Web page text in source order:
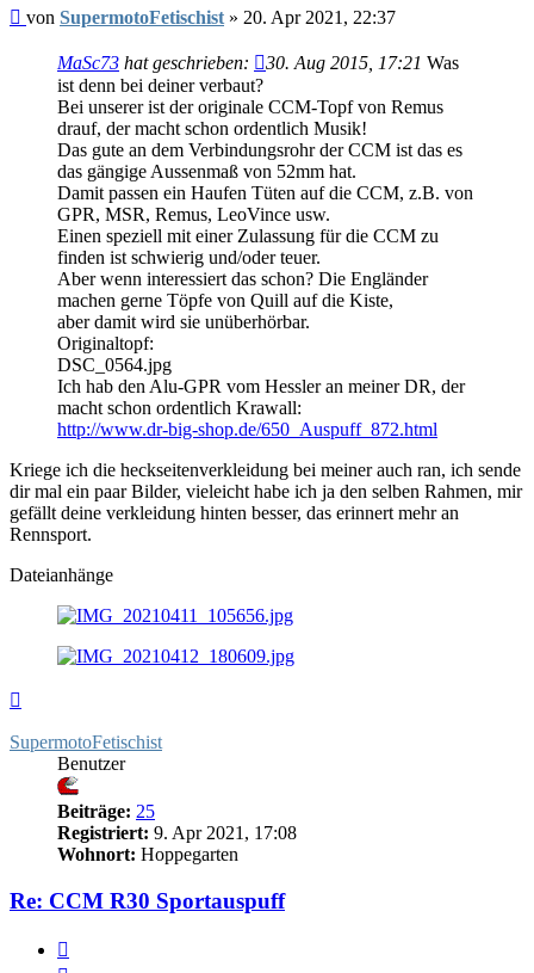
Beitrag
von SupermotoFetischist » 20. Apr 2021, 22:37
MaSc73 hat geschrieben: 30. Aug 2015, 17:21 Was
ist denn bei deiner verbaut?
Bei unserer ist der originale CCM-Topf von Remus
drauf, der macht schon ordentlich Musik!
Das gute an dem Verbindungsrohr der CCM ist das es
das gängige Aussenmaß von 52mm hat.
Damit passen ein Haufen Tüten auf die CCM, z.B. von
GPR, MSR, Remus, LeoVince usw.
Einen speziell mit einer Zulassung für die CCM zu
finden ist schwierig und/oder teuer.
Aber wenn interessiert das schon? Die Engländer
machen gerne Töpfe von Quill auf die Kiste,
aber damit wird sie unüberhörbar.
Originaltopf:
DSC_0564.jpg
Ich hab den Alu-GPR vom Hessler an meiner DR, der
macht schon ordentlich Krawall:
http://www.dr-big-shop.de/650_Auspuff_872.html
Kriege ich die heckseitenverkleidung bei meiner auch ran, ich sende
dir mal ein paar Bilder, vieleicht habe ich ja den selben Rahmen, mir
gefällt deine verkleidung hinten besser, das erinnert mehr an
Rennsport.
Dateianhänge
SupermotoFetischist
Benutzer
Beiträge: 25
Registriert: 9. Apr 2021, 17:08
Wohnort: Hoppegarten
Re: CCM R30 Sportauspuff